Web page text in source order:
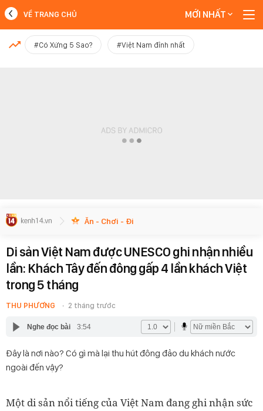
MỚI NHẤT
VỀ TRANG CHỦ MỚI NHẤT
#Có Xứng 5 Sao? #Việt Nam đỉnh nhất
Ăn - Chơi - Đi
Di sản Việt Nam được UNESCO ghi nhận nhiều
lần: Khách Tây đến đông gấp 4 lần khách Việt
trong 5 tháng
THU PHƯƠNG 2 tháng trước
Nghe đọc bài 3:54
Đây là nơi nào? Có gì mà lại thu hút đông đảo du khách nước
ngoài đến vậy?
Một di sản nổi tiếng của Việt Nam đang ghi nhận sức